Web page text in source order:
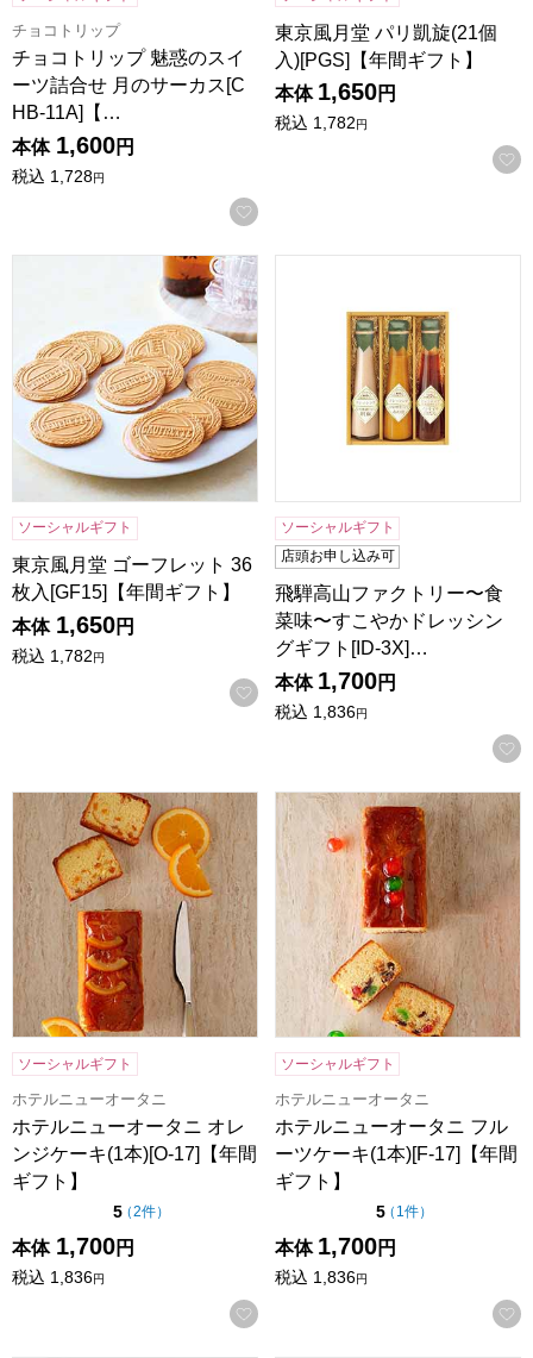
チョコトリップ
チョコトリップ 魅惑のスイ
ーツ詰合せ 月のサーカス[C
HB-11A]【…
本体 1,600円
税込 1,728円
お気に入りに登録する
東京風月堂 パリ凱旋(21個
入)[PGS]【年間ギフト】
本体 1,650円
税込 1,782円
東京風月堂 ゴーフレット 36枚入[GF15]【年間ギフト】
ソーシャルギフト
東京風月堂 ゴーフレット 36
枚入[GF15]【年間ギフト】
本体 1,650円
税込 1,782円
お気に入りに登録する
ソーシャルギフト
店頭お申し込み可
飛騨高山ファクトリー〜食
菜味〜すこやかドレッシン
グギフト[ID-3X]…
本体 1,700円
税込 1,836円
ホテルニューオータニ オレンジケーキ(1本)[O-17]【年間ギフ
ソーシャルギフト
ホテルニューオータニ
ホテルニューオータニ オレ
ンジケーキ(1本)[O-17]【年間
ギフト】
5点（5点満点中）
（2件の評価
）
本体 1,700円
税込 1,836円
お気に入りに登録する
ホテルニューオータニ フル
ソーシャルギフト
ホテルニューオータニ
ホテルニューオータニ フル
ーツケーキ(1本)[F-17]【年間
ギフト】
5点（5点満点中）
（ 1件の評価
）
本体 1,700円
税込 1,836円